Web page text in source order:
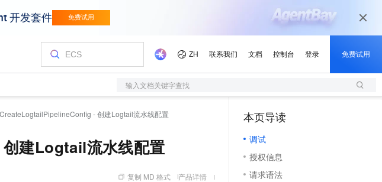
输入文档关键字查找
CreateLogtailPipelineConfig - 创建Logtail流水线配置
建Logtail流水线配置
复制 MD 格式 产品详情
本页导读
调试
授权信息
请求语法